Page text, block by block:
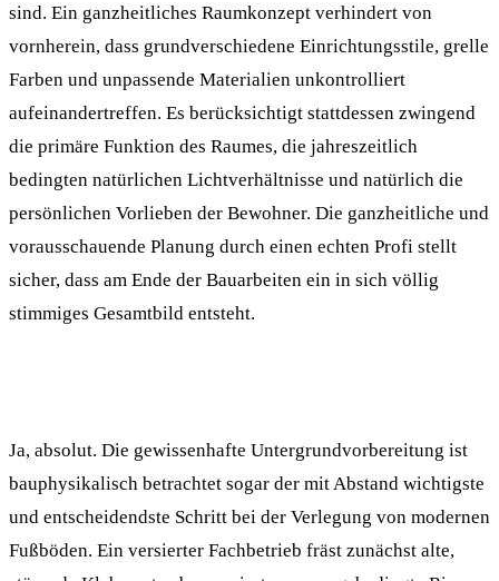
sind. Ein ganzheitliches Raumkonzept verhindert von
vornherein, dass grundverschiedene Einrichtungsstile, grelle
Farben und unpassende Materialien unkontrolliert
aufeinandertreffen. Es berücksichtigt stattdessen zwingend
die primäre Funktion des Raumes, die jahreszeitlich
bedingten natürlichen Lichtverhältnisse und natürlich die
persönlichen Vorlieben der Bewohner. Die ganzheitliche und
vorausschauende Planung durch einen echten Profi stellt
sicher, dass am Ende der Bauarbeiten ein in sich völlig
stimmiges Gesamtbild entsteht.
Ja, absolut. Die gewissenhafte Untergrundvorbereitung ist
bauphysikalisch betrachtet sogar der mit Abstand wichtigste
und entscheidendste Schritt bei der Verlegung von modernen
Fußböden. Ein versierter Fachbetrieb fräst zunächst alte,